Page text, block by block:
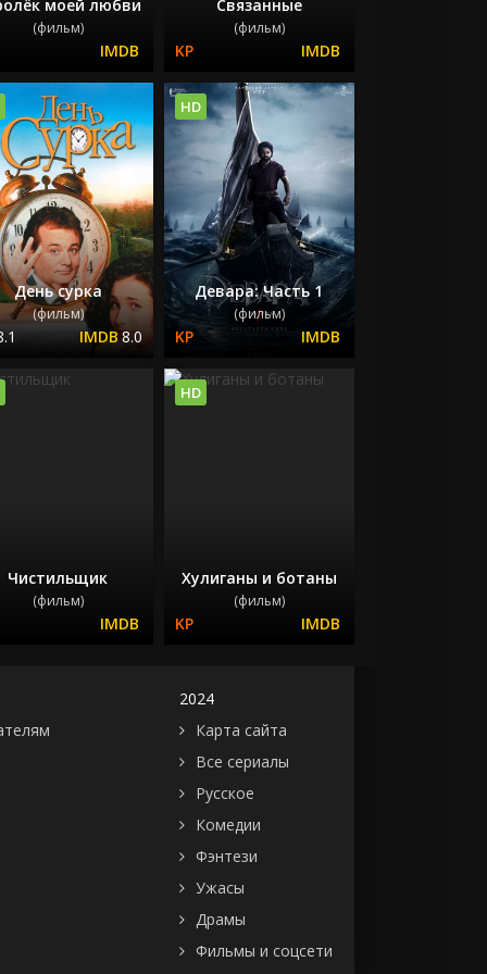
моей любви
(фильм)
Связанные
(фильм)
День сурка
(фильм)
8.0
Девара: Часть 1
(фильм)
HD
Чистильщик
(фильм)
Хулиганы и ботаны
(фильм)
HD
2024
Карта сайта
Все сериалы
Русское
Комедии
Фэнтези
Ужасы
Драмы
Фильмы и соцсети